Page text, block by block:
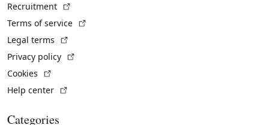
Recruitment
Terms of service
Legal terms
Privacy policy
Cookies
Help center
Categories